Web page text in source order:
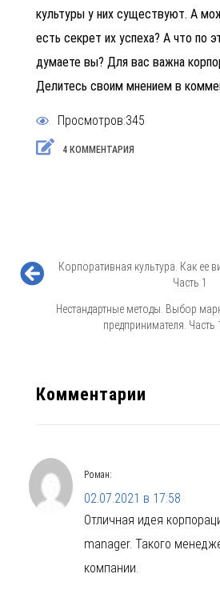
культуры у них существуют. А
есть секрет их успеха? А что по
думаете вы? Для вас важна
Делитесь своим мнением в
Просмотров:345
4 КОММЕНТАРИЯ
Корпоративная культура. Как ее
Часть 1
Нестандартные методы. Выбор
предпринимателя. Часть 1
Комментарии
Роман:
02.07.2021 в 17:58
Отличная идея
manager. Такого
компании.